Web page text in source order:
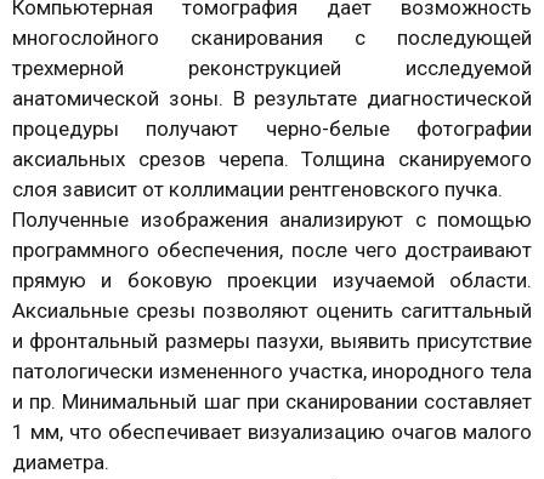
Компьютерная томография дает возможность
многослойного сканирования с последующей
трехмерной реконструкцией исследуемой
анатомической зоны. В результате диагностической
процедуры получают черно-белые фотографии
аксиальных срезов черепа. Толщина сканируемого
слоя зависит от коллимации рентгеновского пучка.
Полученные изображения анализируют с помощью
программного обеспечения, после чего достраивают
прямую и боковую проекции изучаемой области.
Аксиальные срезы позволяют оценить сагиттальный
и фронтальный размеры пазухи, выявить присутствие
патологически измененного участка, инородного тела
и пр. Минимальный шаг при сканировании составляет
1 мм, что обеспечивает визуализацию очагов малого
диаметра.